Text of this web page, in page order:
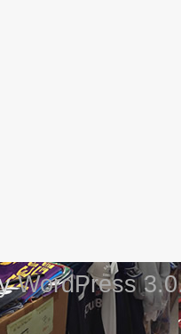
WordPress